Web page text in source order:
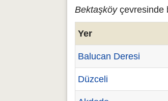
Bektaşköyçevresinde
Yer
Balucan Deresi
Düzceli